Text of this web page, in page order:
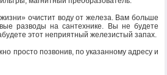
очистит воду от железа. Вам больше
разводы на сантехнике. Вы не будете
этот неприятный железистый запах.
просто позвонив, по указанному адресу и